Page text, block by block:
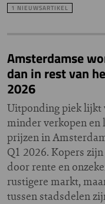
1 NIEUWSARTIKEL
Amsterdamse
dan in rest van
2026
Uitponding piek lijkt
minder verkopen en
prijzen in
Q1 2026. Kopers
door rente en
rustigere markt,
tussen stadsdelen